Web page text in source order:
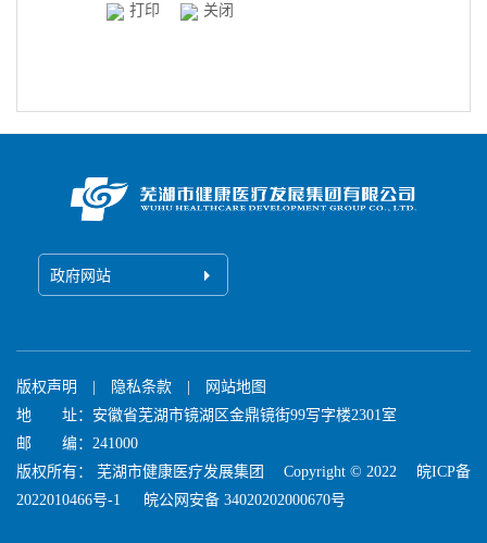
打印 关闭
政府网站
版权声明 | 隐私条款 |
网站地图
地 址：安徽省芜湖市镜湖区金鼎镜街99写字楼2301室
邮 编：241000
版权所有： 芜湖市健康医疗发展集团
Copyright © 2022
皖ICP备
2022010466号-1
皖公网安备 34020202000670号